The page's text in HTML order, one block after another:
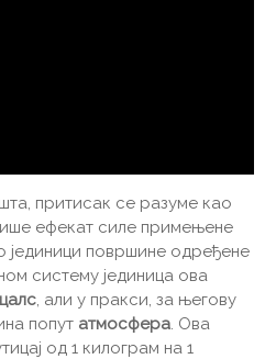
притисак се разуме као
ефекат силе примењене
јединици површине одређене
систему јединица ова
, али у пракси, за његову
попут атмосфера . Ова
од 1 килограм на 1